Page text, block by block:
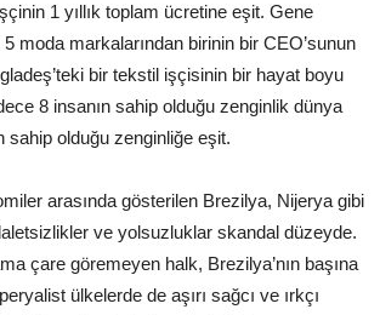
1 yıllık toplam ücretine eşit. Gene
moda markalarından birinin bir CEO’sunun
bir tekstil işçisinin bir hayat boyu
8 insanın sahip olduğu zenginlik dünya
sahip olduğu zenginliğe eşit.
arasında gösterilen Brezilya, Nijerya gibi
ve yolsuzluklar skandal düzeyde.
çare göremeyen halk, Brezilya’nın başına
ülkelerde de aşırı sağcı ve ırkçı